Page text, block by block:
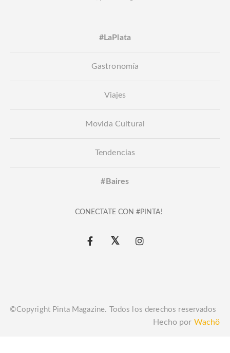
#LaPlata
Gastronomía
Viajes
Movida Cultural
Tendencias
#Baires
CONECTATE CON #PINTA!
©Copyright Pinta Magazine. Todos los derechos reservados
Hecho por Wachö